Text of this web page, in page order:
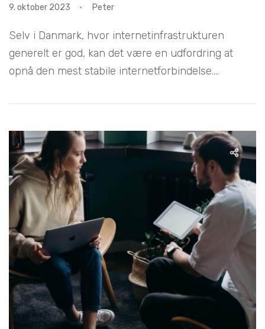
9. oktober 2023 Peter
Selv i Danmark, hvor internetinfrastrukturen
generelt er god, kan det være en udfordring at
opnå den mest stabile internetforbindelse....